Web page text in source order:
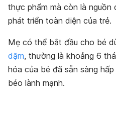
thực phẩm mà còn là
phát triển toàn diện của trẻ.
Mẹ có thể bắt đầu cho bé
dặm, thường là khoảng 6
hóa của bé đã sẵn sàng
béo lành mạnh.